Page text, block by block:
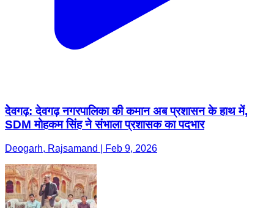
देेवगढ़: देवगढ़ नगरपालिका की कमान अब प्रशासन के हाथ में,
SDM मोहकम सिंह ने संभाला प्रशासक का पदभार
Deogarh, Rajsamand | Feb 9, 2026